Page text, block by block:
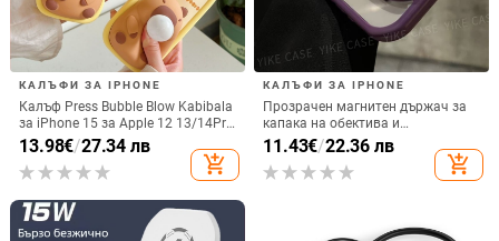
КАЛЪФИ ЗА IPHONE
Калъф Press Bubble Blow Kabibala
за iPhone 15 за Apple 12 13/14Pro
Max, устойчив на изпускане 11
13.98€/27.34 лв
add_shopping_cart
КАЛЪФИ ЗА IPHONE
Прозрачен магнитен държач за
капака на обектива и
удароустойчив твърд калъф за
iPhone 17 Pro Max
11.43€/22.36 лв
add_shopping_cart